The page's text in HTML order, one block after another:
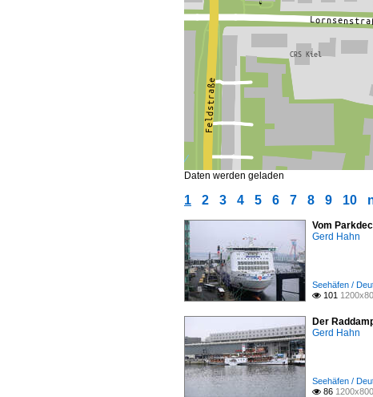
Daten werden geladen
1 2 3 4 5 6 7 8 9 10
Vom
Gerd Hahn
Seehäfen /
 101
Der
Gerd Hahn
Seehäfen /
 86